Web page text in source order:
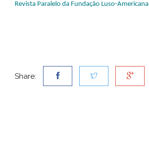
Revista Paralelo da Fundação Luso-Americana
Share: